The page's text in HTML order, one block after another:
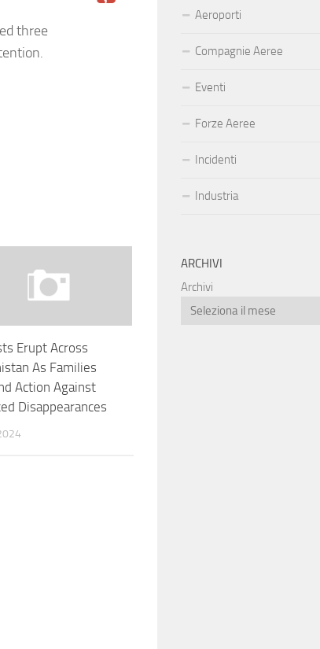
three
Erupt Across
As Families
Action Against
Disappearances
Aeroporti
Compagnie Aeree
Eventi
Forze Aeree
Incidenti
Industria
ARCHIVI
Archivi